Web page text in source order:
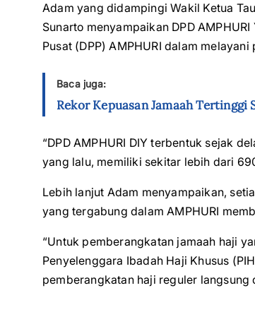
Adam yang didampingi Wakil Ketua
Sunarto menyampaikan DPD
Pusat (DPP) AMPHURI dalam
Baca juga:
Rekor Kepuasan Jamaah Tertinggi
“DPD AMPHURI DIY terbentuk sejak
yang lalu, memiliki sekitar lebih dari
Lebih lanjut Adam menyampaikan,
yang tergabung dalam AMPHURI
“Untuk pemberangkatan jamaah haji
Penyelenggara Ibadah Haji Khusus
pemberangkatan haji reguler langsung